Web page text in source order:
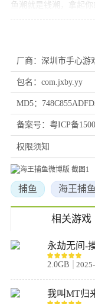
鱼潮就是钱潮，拿起
炮炮连发，一秒变土豪
游戏特色
◇ 绚烂激情的捕鱼画
◇ 极速爽快的射击捕
游戏内核
极致真实的次时代画
而是置身其中，身临其
2、远古神兽，震撼出
婀娜多姿的人鱼公主
等你来一起发现！
3、尊贵特权，免费享受
升级就送VIP，尊贵
4、超多福利，倾情放
厂商：深圳市手心游
包名：com.jxby.yy
MD5：
备案号：粤ICP备
权限须知
捕鱼 海王捕鱼
相关游戏
永劫无间-
2.0GB
我叫MT归